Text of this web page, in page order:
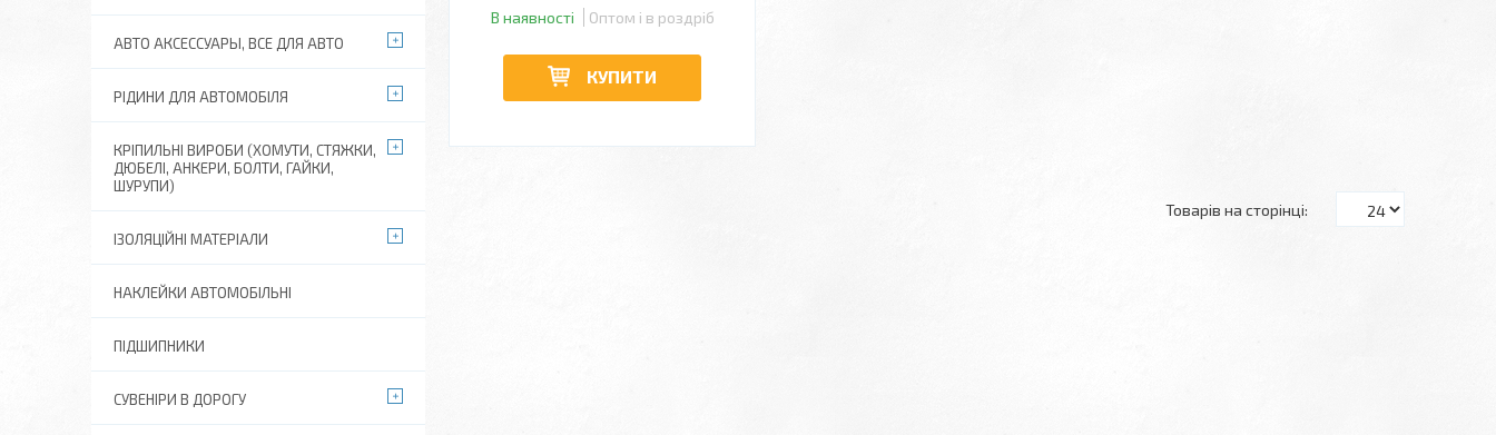
В наявності Оптом і в роздріб
КУПИТИ
АВТО АКСЕССУАРЫ, ВСЕ ДЛЯ АВТО
РІДИНИ ДЛЯ АВТОМОБІЛЯ
КРІПИЛЬНІ ВИРОБИ (ХОМУТИ, СТЯЖКИ,
ДЮБЕЛІ, АНКЕРИ, БОЛТИ, ГАЙКИ,
ШУРУПИ)
ІЗОЛЯЦІЙНІ МАТЕРІАЛИ
НАКЛЕЙКИ АВТОМОБІЛЬНІ
ПІДШИПНИКИ
СУВЕНІРИ В ДОРОГУ